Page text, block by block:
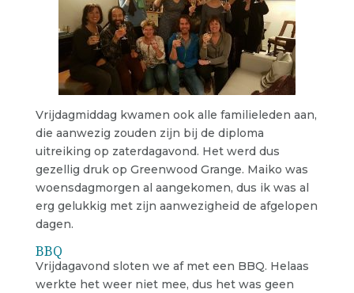
Vrijdagmiddag kwamen ook alle familieleden aan,
die aanwezig zouden zijn bij de diploma
uitreiking op zaterdagavond. Het werd dus
gezellig druk op Greenwood Grange. Maiko was
woensdagmorgen al aangekomen, dus ik was al
erg gelukkig met zijn aanwezigheid de afgelopen
dagen.
BBQ
Vrijdagavond sloten we af met een BBQ. Helaas
werkte het weer niet mee, dus het was geen